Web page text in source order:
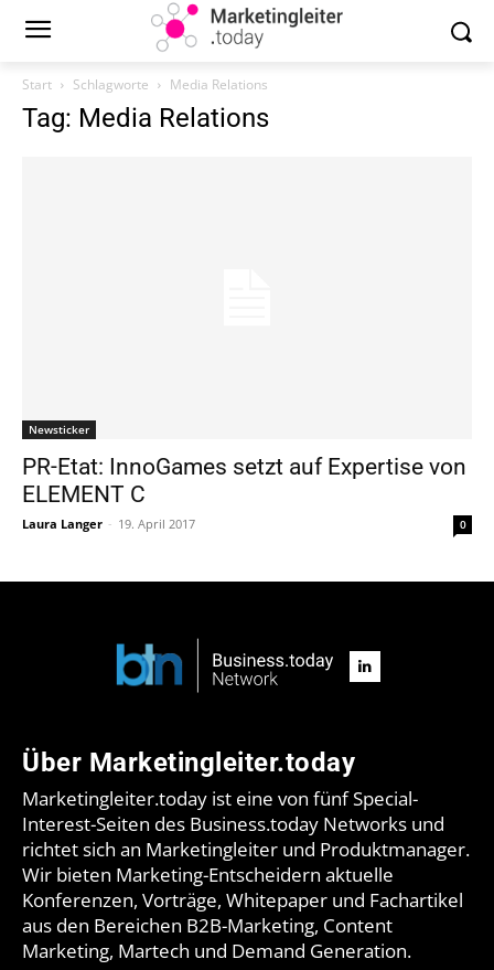
Start Schlagworte Media Relations
Tag: Media Relations
Newsticker
PR-Etat: InnoGames setzt auf Expertise von
ELEMENT C
Laura Langer - 19. April 2017 0
Über Marketingleiter.today
Marketingleiter.today ist eine von fünf Special-
Interest-Seiten des Business.today Networks und
richtet sich an Marketingleiter und Produktmanager.
Wir bieten Marketing-Entscheidern aktuelle
Konferenzen, Vorträge, Whitepaper und Fachartikel
aus den Bereichen B2B-Marketing, Content
Marketing, Martech und Demand Generation.